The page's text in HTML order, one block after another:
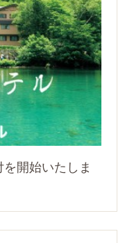
開始いたしま